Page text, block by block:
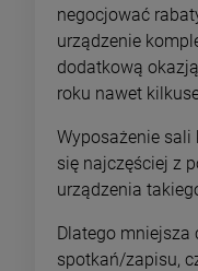
negocjować
urządzenie
dodatkową
roku nawet
Wyposażenie
się najczęściej z
urządzenia
Dlatego mniejsza
spotkań/zapisu,